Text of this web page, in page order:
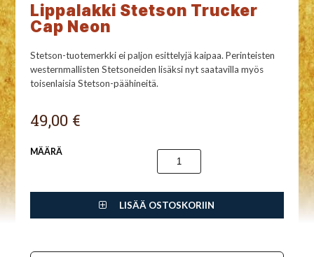
Lippalakki Stetson Trucker
Cap Neon
Stetson-tuotemerkki ei paljon esittelyjä kaipaa. Perinteisten
westernmallisten Stetsoneiden lisäksi nyt saatavilla myös
toisenlaisia Stetson-päähineitä.
49,00 €
MÄÄRÄ
LISÄÄ OSTOSKORIIN